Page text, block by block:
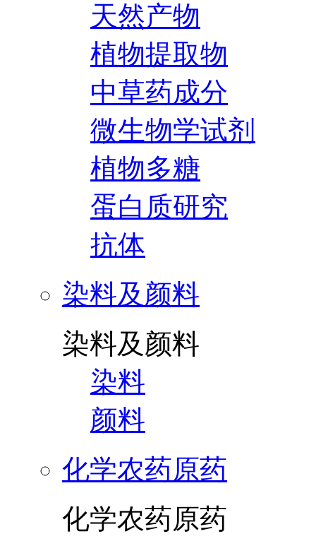
天然产物
植物提取物
中草药成分
微生物学试剂
植物多糖
蛋白质研究
抗体
染料及颜料
染料及颜料
染料
颜料
化学农药原药
化学农药原药